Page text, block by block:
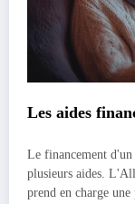
Les aides
Le financement
plusieurs aides.
prend en charge